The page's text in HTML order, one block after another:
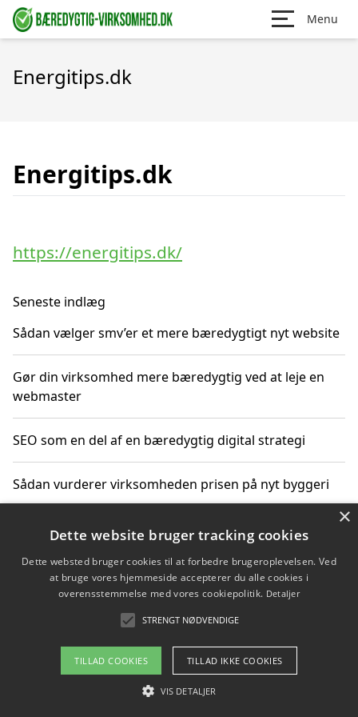
Menu
Energitips.dk
Energitips.dk
https://energitips.dk/
Seneste indlæg
Sådan vælger smv’er et mere bæredygtigt nyt website
Gør din virksomhed mere bæredygtig ved at leje en
webmaster
SEO som en del af en bæredygtig digital strategi
Sådan vurderer virksomheden prisen på nyt byggeri
Sådan får du hjælp til en hjemmeside uden binding
Copyright 2026 - Pilanto Aps
Om / kontakt
Blog Betingelser
×
Dette website bruger tracking cookies
Dette websted bruger cookies til at forbedre brugeroplevelsen. Ved
at bruge vores hjemmeside accepterer du alle cookies i
overensstemmelse med vores cookiepolitik. Detaljer
STRENGT NØDVENDIGE
TILLAD COOKIES TILLAD IKKE COOKIES
VIS DETALJER